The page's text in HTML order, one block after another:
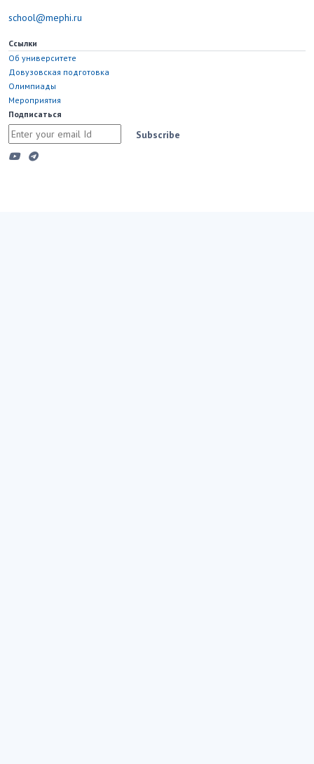
school@mephi.ru
Ссылки
Об университете
Довузовская подготовка
Олимпиады
Мероприятия
Подписаться
Subscribe